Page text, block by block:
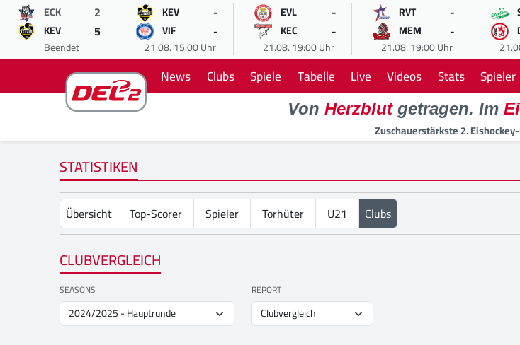
ECK 2
KEV 5
Beendet
KEV -
VIF -
21.08. 15:00 Uhr
EVL -
KEC -
21.08. 19:00 Uhr
RVT -
MEM -
21.08. 19:00 Uhr
News Clubs Spiele Tabelle Live Videos Stats Spieler
Von Herzblutgetragen. Im
Zuschauerstärkste 2.
STATISTIKEN
Übersicht Top-Scorer Spieler Torhüter U21 Clubs
CLUBVERGLEICH
SEASONS REPORT